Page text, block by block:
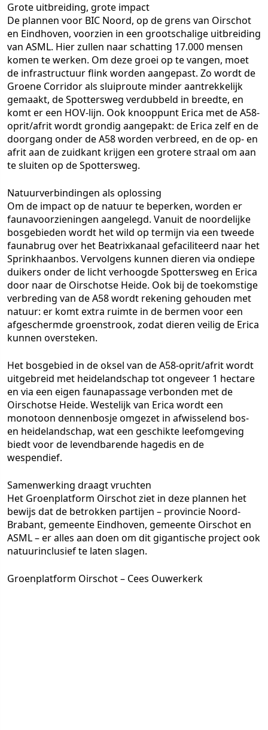
Grote uitbreiding, grote impact
De plannen voor BIC Noord, op de grens van Oirschot
en Eindhoven, voorzien in een grootschalige uitbreiding
van ASML. Hier zullen naar schatting 17.000 mensen
komen te werken. Om deze groei op te vangen, moet
de infrastructuur flink worden aangepast. Zo wordt de
Groene Corridor als sluiproute minder aantrekkelijk
gemaakt, de Spottersweg verdubbeld in breedte, en
komt er een HOV-lijn. Ook knooppunt Erica met de A58-
oprit/afrit wordt grondig aangepakt: de Erica zelf en de
doorgang onder de A58 worden verbreed, en de op- en
afrit aan de zuidkant krijgen een grotere straal om aan
te sluiten op de Spottersweg.
Natuurverbindingen als oplossing
Om de impact op de natuur te beperken, worden er
faunavoorzieningen aangelegd. Vanuit de noordelijke
bosgebieden wordt het wild op termijn via een tweede
faunabrug over het Beatrixkanaal gefaciliteerd naar het
Sprinkhaanbos. Vervolgens kunnen dieren via ondiepe
duikers onder de licht verhoogde Spottersweg en Erica
door naar de Oirschotse Heide. Ook bij de toekomstige
verbreding van de A58 wordt rekening gehouden met
natuur: er komt extra ruimte in de bermen voor een
afgeschermde groenstrook, zodat dieren veilig de Erica
kunnen oversteken.
Het bosgebied in de oksel van de A58-oprit/afrit wordt
uitgebreid met heidelandschap tot ongeveer 1 hectare
en via een eigen faunapassage verbonden met de
Oirschotse Heide. Westelijk van Erica wordt een
monotoon dennenbosje omgezet in afwisselend bos-
en heidelandschap, wat een geschikte leefomgeving
biedt voor de levendbarende hagedis en de
wespendief.
Samenwerking draagt vruchten
Het Groenplatform Oirschot ziet in deze plannen het
bewijs dat de betrokken partijen – provincie Noord-
Brabant, gemeente Eindhoven, gemeente Oirschot en
ASML – er alles aan doen om dit gigantische project ook
natuurinclusief te laten slagen.
Groenplatform Oirschot – Cees Ouwerkerk